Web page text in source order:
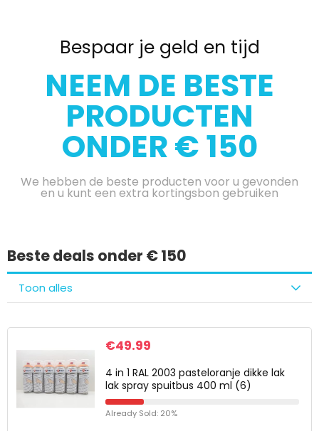
Bespaar je geld en tijd
NEEM DE BESTE
PRODUCTEN
ONDER € 150
We hebben de beste producten voor u gevonden
en u kunt een extra kortingsbon gebruiken
Beste deals onder € 150
Toon alles
€49.99
4 in 1 RAL 2003 pasteloranje dikke lak
lak spray spuitbus 400 ml (6)
Already Sold: 20%